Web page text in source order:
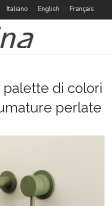
Italiano English Français
palette di colori
perlate